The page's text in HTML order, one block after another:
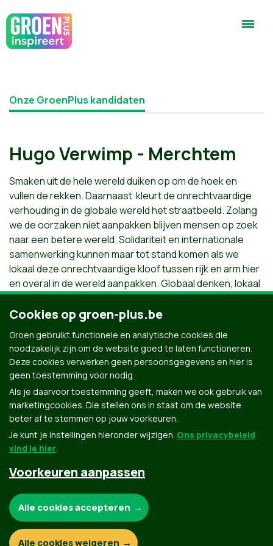
Onze GroenPlus kandidaten
Hugo Verwimp - Merchtem
Smaken uit de hele wereld duiken op om de hoek en
vullen de rekken. Daarnaast kleurt de onrechtvaardige
verhouding in de globale wereld het straatbeeld. Zolang
we de oorzaken niet aanpakken blijven mensen op zoek
naar een betere wereld. Solidariteit en internationale
samenwerking kunnen maar tot stand komen als we
lokaal deze onrechtvaardige kloof tussen rijk en arm hier
en overal in de wereld aanpakken. Globaal denken, lokaal
handelen. Daarom ben ik actief in de Noord–Zuid raad van
Merchtem, in de Oxfam Wereldwinkel, werk ik mee aan de
en probeer ik via werking in het OCMW een meer sociaal
rechtvaardige gemeente op te bouwen. Politiek is Groen
de enige partij waar dit mogelijk is.
Groen.be
Contact Privacybeleid
Cookies op groen-plus.be
Groen gebruikt functionele en analytische cookies die
noodzakelijk zijn om de website goed te laten functioneren.
Deze cookies verwerken geen persoonsgegevens en hier is
geen toestemming voor nodig.
Als je daarvoor toestemming geeft, maken we ook gebruik van
marketingcookies. Die stellen ons in staat om de website
beter af te stemmen op jouw voorkeuren.
Je kunt je instellingen hieronder wijzigen. Ons privacybeleid
vind je hier.
Voorkeuren aanpassen
Functionele en analytische cookies:
Alle cookies accepteren
Alle cookies weigeren